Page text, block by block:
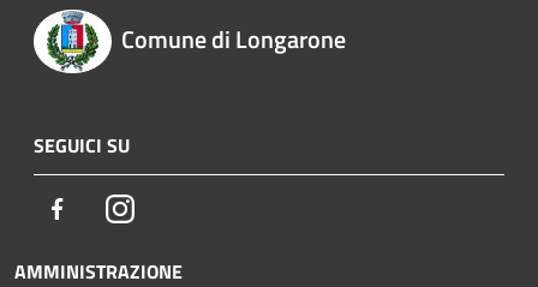
Comune di Longarone
SEGUICI SU
FacebookInstagram
AMMINISTRAZIONE